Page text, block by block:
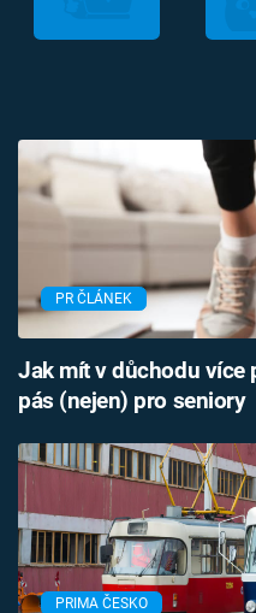
PR ČLÁNEK
Jak mít v důchodu více
pás (nejen) pro seniory
PRIMA ČESKO